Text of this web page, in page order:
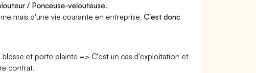
/ Ponceuse-velouteuse.
mais d'une vie courante en entreprise.C'est donc
et porte plainte => C'est un cas d'exploitation et
contrat.